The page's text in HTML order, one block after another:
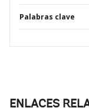
Palabras clave
ENLACES